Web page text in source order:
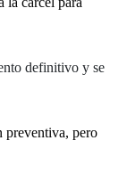
definitivo y se
preventiva, pero